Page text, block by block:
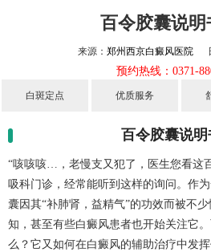
百令胶囊说明
来源： 郑州西京白癜风医院 日
预约热线：0371-
白斑定点 优质服务
百令胶囊说
“咳咳咳…，老慢支又犯了，医生您看这
吸科门诊，经常能听到这样的询问。作
囊因其“补肺肾，益精气”的功效而被不
知，甚至有些白癜风患者也开始关注它
么？它又如何在白癜风的辅助治疗中发